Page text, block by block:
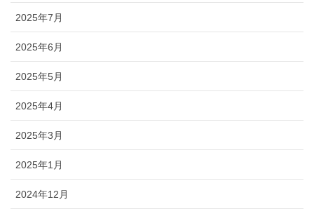
2025年7月
2025年6月
2025年5月
2025年4月
2025年3月
2025年1月
2024年12月